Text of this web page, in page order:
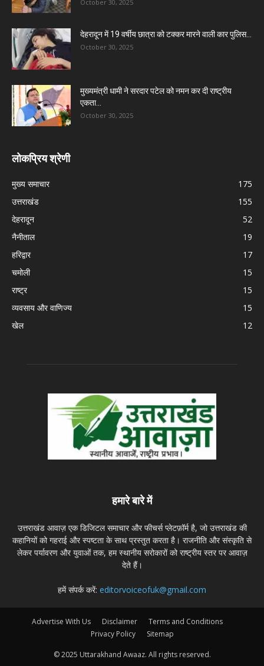
October 30, 2025
देहरादून में 19 वर्षीय छात्रा को टक्कर मारने वाली कार पुलिस...
October 30, 2025
मुख्यमंत्री धामी ने सरदार पटेल को नमन कर दी राष्ट्रीय
एकता...
October 30, 2025
लोकप्रिय श्रेणी
मुख्य समाचार
175
उत्तराखंड
155
देहरादून
52
नैनीताल
19
हरिद्वार
17
चमोली
15
राष्ट्र
15
व्यवसाय और वाणिज्य
15
खेल
12
हमारे बारे में
उत्तराखंड आवाज़ एक डिजिटल समाचार और फीचर्स प्लेटफ़ॉर्म है, जो उत्तराखंड की
कहानियों को गहराई और स्पष्टता के साथ प्रस्तुत करता है। राजनीति और संस्कृति से
लेकर पर्यावरण और युवाओं तक, हम स्थानीय सरोकारों को राष्ट्रीय स्तर पर आवाज़
देते हैं।
हमें संपर्क करें: editorvoiceofuk@gmail.com
Advertise With Us Disclaimer
Terms and Conditions
Privacy Policy
Sitemap
© 2025 Uttarakhand Awaaz. All rights reserved.